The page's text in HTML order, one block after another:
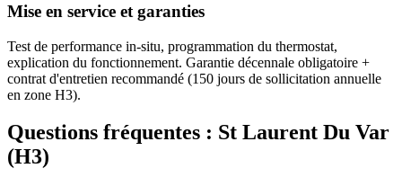
Mise en service et garanties
Test de performance in-situ, programmation du thermostat,
explication du fonctionnement. Garantie décennale obligatoire +
contrat d'entretien recommandé (150 jours de sollicitation annuelle
en zone H3).
Questions fréquentes : St Laurent Du Var
(H3)